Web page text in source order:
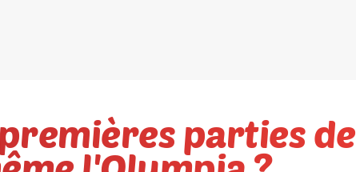
parties de